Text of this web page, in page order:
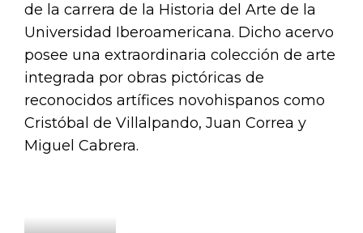
de la carrera de la Historia del Arte de la
Universidad Iberoamericana. Dicho acervo
posee una extraordinaria colección de arte
integrada por obras pictóricas de
reconocidos artífices novohispanos como
Cristóbal de Villalpando, Juan Correa y
Miguel Cabrera.